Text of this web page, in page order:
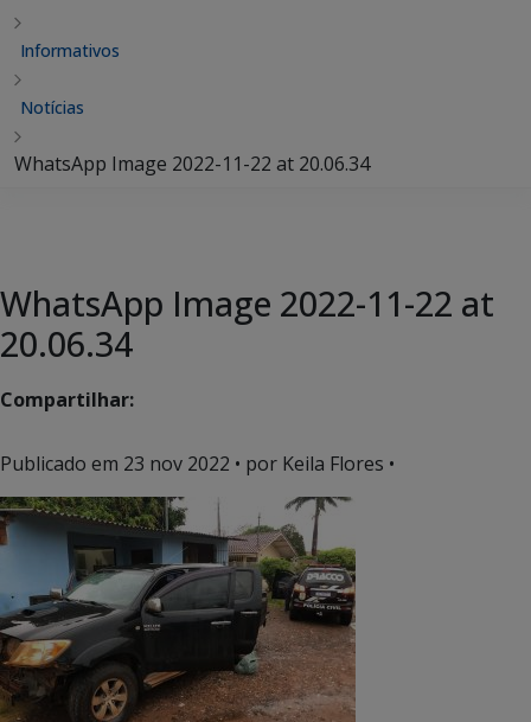
Informativos
Notícias
WhatsApp Image 2022-11-22 at 20.06.34
WhatsApp Image 2022-11-22 at
20.06.34
Compartilhar:
Publicado em 23 nov 2022 • por Keila Flores •